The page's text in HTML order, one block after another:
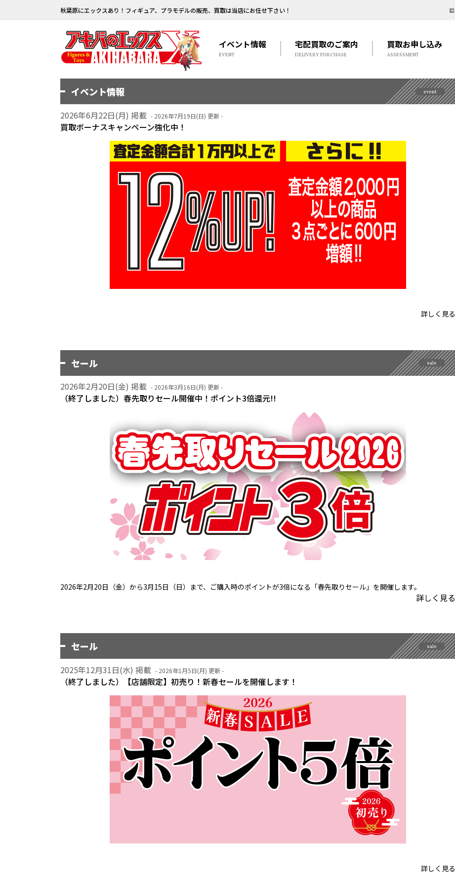
秋葉原にエックスあり！フィギュア、プラモデルの販売、買取は当店にお任せ下さい！
イベント情報
EVENT
宅配買取のご案内
DELIVERY PURCHASE
買取お申し込み
ASSESSMENT
イベント情報 event
2026年6月22日(月) 掲載 - 2026年7月19日(日) 更新 -
買取ボーナスキャンペーン強化中！
詳しく見る
セール sale
2026年2月20日(金) 掲載 - 2026年3月16日(月) 更新 -
（終了しました）春先取りセール開催中！ポイント3倍還元!!
2026年2月20日（金）から3月15日（日）まで、ご購入時のポイントが3倍になる「春先取りセール」を開催します。
詳しく見る
セール sale
2025年12月31日(水) 掲載 - 2026年1月5日(月) 更新 -
（終了しました）【店舗限定】初売り！新春セールを開催します！
詳しく見る